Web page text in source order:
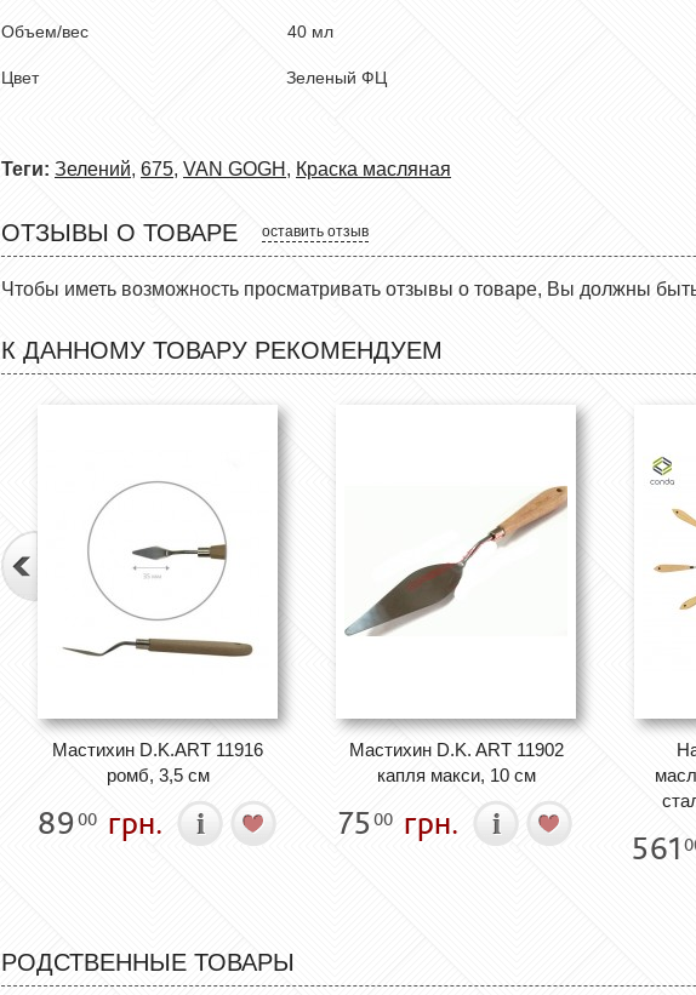
Объем/вес 40 мл
Цвет Зеленый ФЦ
Теги: Зелений, 675, VAN GOGH , Краска масляная
ОТЗЫВЫ О ТОВАРЕ оставить отзыв
Чтобы иметь возможность просматривать отзывы о товаре, Вы должны
К ДАННОМУ ТОВАРУ РЕКОМЕНДУЕМ
Мастихин D.K.ART 11916
ромб, 3,5 см
89 00 грн.
Мастихин D.K. ART 11902
капля макси, 10 см
75 00 грн.
561
РОДСТВЕННЫЕ ТОВАРЫ